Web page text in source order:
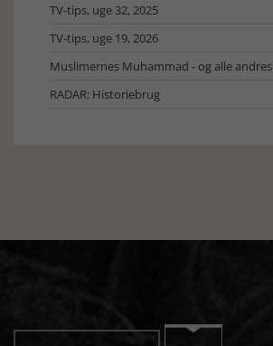
TV-tips, uge 32, 2025
TV-tips, uge 19, 2026
Muslimernes Muhammad - og alle andres
RADAR: Historiebrug